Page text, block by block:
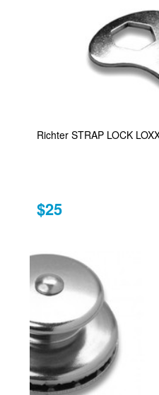
Richter STRAP LOCK
$25